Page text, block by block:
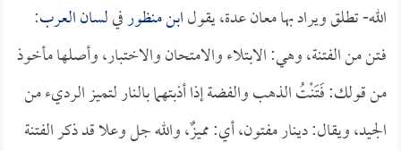
الله- تطلق ويراد بها معان عدة، يقولابن منظورفيلسان العرب:
فـتن من الفتنة، وهي: الابتلاء والامتحان والاختبار، وأصلها مأخوذ
من قولك: فَتَنْتُ الذهب والفضة إذا أذبتهما بالنار لتميز الرديء من
الجيد، ويقال: دينار مفتون، أي: مميزٌ، والله جل وعلا قد ذكر الفتنة